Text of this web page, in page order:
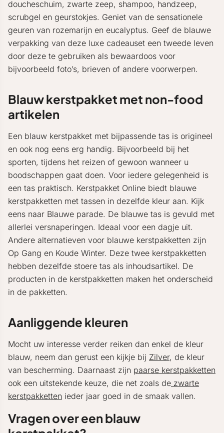
doucheschuim, zwarte zeep, shampoo, handzeep,
scrubgel en geurstokjes. Geniet van de sensationele
geuren van rozemarijn en eucalyptus. Geef de blauwe
verpakking van deze luxe cadeauset een tweede leven
door deze te gebruiken als bewaardoos voor
bijvoorbeeld foto’s, brieven of andere voorwerpen.
Blauw kerstpakket met non-food
artikelen
Een blauw kerstpakket met bijpassende tas is origineel
en ook nog eens erg handig. Bijvoorbeeld bij het
sporten, tijdens het reizen of gewoon wanneer u
boodschappen gaat doen. Voor iedere gelegenheid is
een tas praktisch. Kerstpakket Online biedt blauwe
kerstpakketten met tassen in dezelfde kleur aan. Kijk
eens naar Blauwe parade. De blauwe tas is gevuld met
allerlei versnaperingen. Ideaal voor een dagje uit.
Andere alternatieven voor blauwe kerstpakketten zijn
Op Gang en Koude Winter. Deze twee kerstpakketten
hebben dezelfde stoere tas als inhoudsartikel. De
producten in de kerstpakketten maken het onderscheid
in de pakketten.
Aanliggende kleuren
Mocht uw interesse verder reiken dan enkel de kleur
blauw, neem dan gerust een kijkje bij Zilver, de kleur
van bescherming. Daarnaast zijn paarse kerstpakketten
ook een uitstekende keuze, die net zoals de zwarte
kerstpakketten ieder jaar goed in de smaak vallen.
Vragen over een blauw